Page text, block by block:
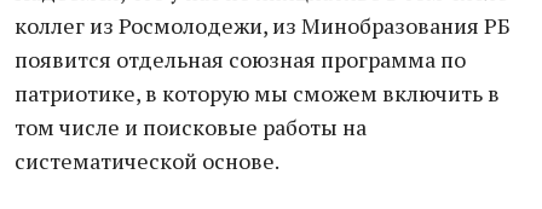
коллег из Росмолодежи, из Минобразования РБ
появится отдельная союзная программа по
патриотике, в которую мы сможем включить в
том числе и поисковые работы на
систематической основе.